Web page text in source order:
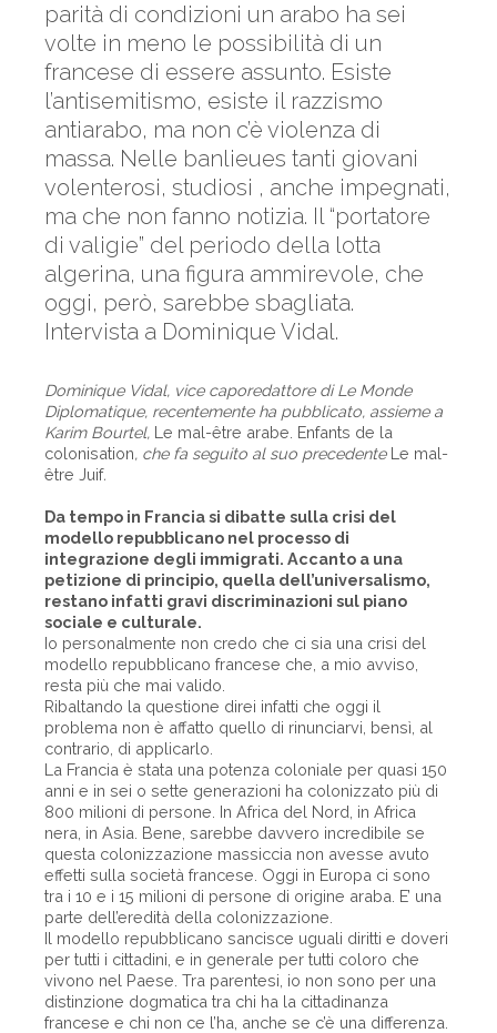
parità di condizioni un arabo ha sei
volte in meno le possibilità di un
francese di essere assunto. Esiste
l’antisemitismo, esiste il razzismo
antiarabo, ma non c’è violenza di
massa. Nelle banlieues tanti giovani
volenterosi, studiosi , anche impegnati,
ma che non fanno notizia. Il “portatore
di valigie” del periodo della lotta
algerina, una figura ammirevole, che
oggi, però, sarebbe sbagliata.
Intervista a Dominique Vidal.
Dominique Vidal, vice caporedattore di Le Monde
Diplomatique, recentemente ha pubblicato, assieme a
Karim Bourtel, Le mal-être arabe. Enfants de la
colonisation, che fa seguito al suo precedente Le mal-
être Juif.
Da tempo in Francia si dibatte sulla crisi del
modello repubblicano nel processo di
integrazione degli immigrati. Accanto a una
petizione di principio, quella dell’universalismo,
restano infatti gravi discriminazioni sul piano
sociale e culturale.
Io personalmente non credo che ci sia una crisi del
modello repubblicano francese che, a mio avviso,
resta più che mai valido.
Ribaltando la questione direi infatti che oggi il
problema non è affatto quello di rinunciarvi, bensì, al
contrario, di applicarlo.
La Francia è stata una potenza coloniale per quasi 150
anni e in sei o sette generazioni ha colonizzato più di
800 milioni di persone. In Africa del Nord, in Africa
nera, in Asia. Bene, sarebbe davvero incredibile se
questa colonizzazione massiccia non avesse avuto
effetti sulla società francese. Oggi in Europa ci sono
tra i 10 e i 15 milioni di persone di origine araba. E’ una
parte dell’eredità della colonizzazione.
Il modello repubblicano sancisce uguali diritti e doveri
per tutti i cittadini, e in generale per tutti coloro che
vivono nel Paese. Tra parentesi, io non sono per una
distinzione dogmatica tra chi ha la cittadinanza
francese e chi non ce l’ha, anche se c’è una differenza.